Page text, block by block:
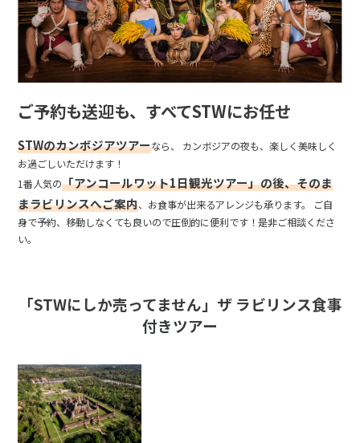
ご予約も送迎も、すべてSTWにお任せ
STWのカンボジアツアーなら、 カンボジアの夜も、楽しく美味しく
お過ごしいただけます！
1番人気の「アンコールワット1日観光ツアー」の後、そのま
まラビリンスへご案内、お食事が出来るアレンジも承ります。 ご自
身で予約、移動しなくても良いので圧倒的に便利です！是非ご相談くださ
い。
「STWにしか売ってません」ザ ラビリンス食事
付きツアー